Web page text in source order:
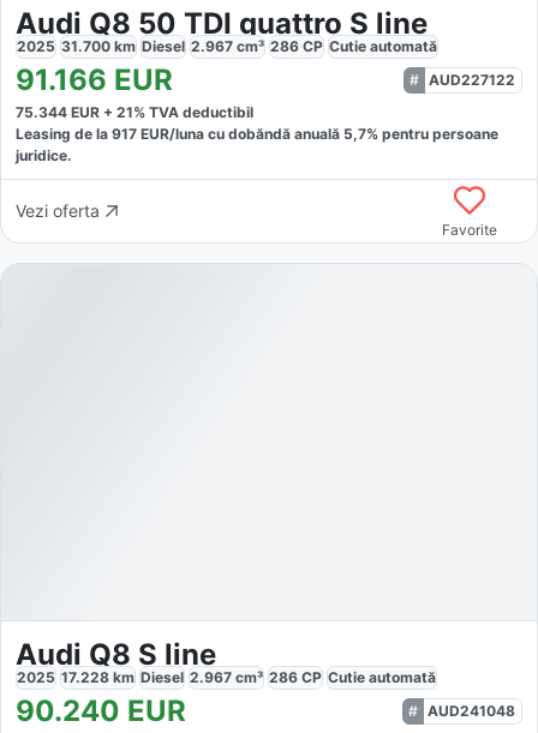
Audi Q8 50 TDI quattro S line
2025 31.700 km Diesel 2.967 cm³ 286 CP Cutie automată
91.166 EUR
AUD227122
75.344 EUR + 21% TVA deductibil
Leasing de la 917 EUR/luna cu dobăndă anuală 5,7% pentru persoane
juridice.
Vezi oferta
Favorite
Audi Q8 S line
2025 17.228 km Diesel 2.967 cm³ 286 CP Cutie automată
90.240 EUR
AUD241048